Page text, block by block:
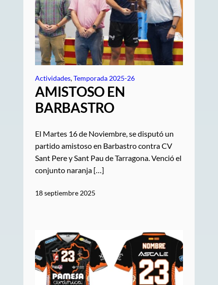
Actividades, Temporada 2025-26
AMISTOSO EN
BARBASTRO
El Martes 16 de Noviembre, se disputó un
partido amistoso en Barbastro contra CV
Sant Pere y Sant Pau de Tarragona. Venció el
conjunto naranja […]
18 septiembre 2025